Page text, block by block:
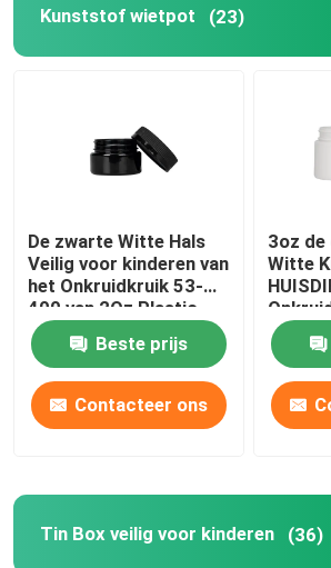
Andere papieren dozen
De Kruik van het concentraatglas
Buis van het glas de Prebroodje
Het Glaskruik van het
De Kruik van het Borosilicateglas
Pop-top buizen
Kunststof wietpot (23)
De zwarte Witte Hals
Veilig voor kinderen van
het Onkruidkruik 53-
400 van 2Oz Plastic
eindigt
Beste prijs
Contacteer ons
3oz
Witte
kinderen
Tin Box veilig voor kinderen (36)